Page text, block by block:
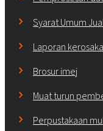
Syarat Umum
Laporan
Brosur imej
Muat turun
Perpustakaan